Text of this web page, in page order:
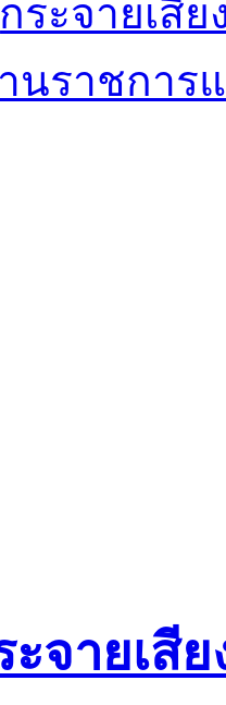
ะจายเสีย
นราชการ
จายเสี